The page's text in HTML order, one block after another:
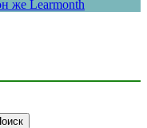
же Learmonth